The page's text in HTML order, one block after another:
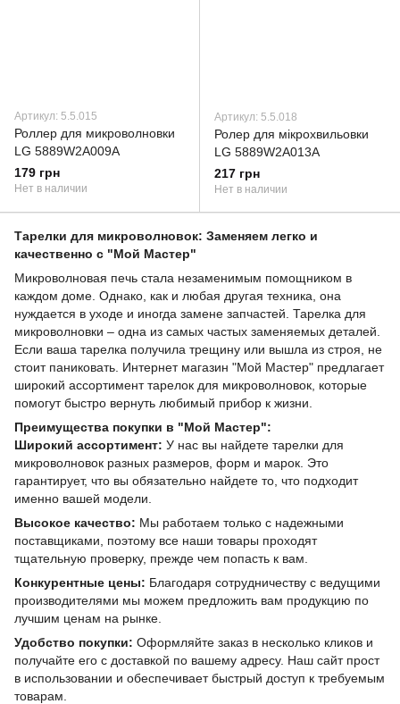
Артикул: 5.5.015
Роллер для микроволновки
LG 5889W2A009A
179 грн
Нет в наличии
Артикул: 5.5.018
Ролер для мікрохвильовки
LG 5889W2A013A
217 грн
Нет в наличии
Тарелки для микроволновок: Заменяем легко и
качественно с "Мой Мастер"
Микроволновая печь стала незаменимым помощником в
каждом доме. Однако, как и любая другая техника, она
нуждается в уходе и иногда замене запчастей. Тарелка для
микроволновки – одна из самых частых заменяемых деталей.
Если ваша тарелка получила трещину или вышла из строя, не
стоит паниковать. Интернет магазин "Мой Мастер" предлагает
широкий ассортимент тарелок для микроволновок, которые
помогут быстро вернуть любимый прибор к жизни.
Преимущества покупки в "Мой Мастер":
Широкий ассортимент: У нас вы найдете тарелки для
микроволновок разных размеров, форм и марок. Это
гарантирует, что вы обязательно найдете то, что подходит
именно вашей модели.
Высокое качество: Мы работаем только с надежными
поставщиками, поэтому все наши товары проходят
тщательную проверку, прежде чем попасть к вам.
Конкурентные цены: Благодаря сотрудничеству с ведущими
производителями мы можем предложить вам продукцию по
лучшим ценам на рынке.
Удобство покупки: Оформляйте заказ в несколько кликов и
получайте его с доставкой по вашему адресу. Наш сайт прост
в использовании и обеспечивает быстрый доступ к требуемым
товарам.